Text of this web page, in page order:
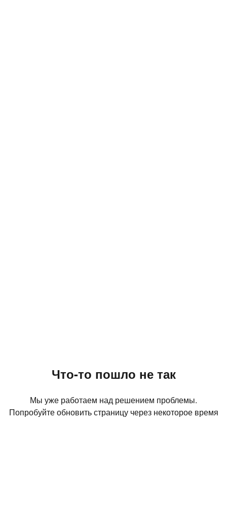
Что-то пошло не так
Мы уже работаем над решением проблемы.
Попробуйте обновить страницу через некоторое время